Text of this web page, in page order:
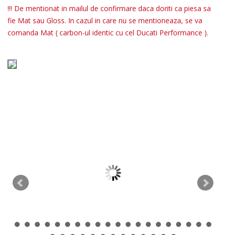
!!! De mentionat in mailul de confirmare daca doriti ca piesa sa
fie Mat sau Gloss. In cazul in care nu se mentioneaza, se va
comanda Mat ( carbon-ul identic cu cel Ducati Performance ).